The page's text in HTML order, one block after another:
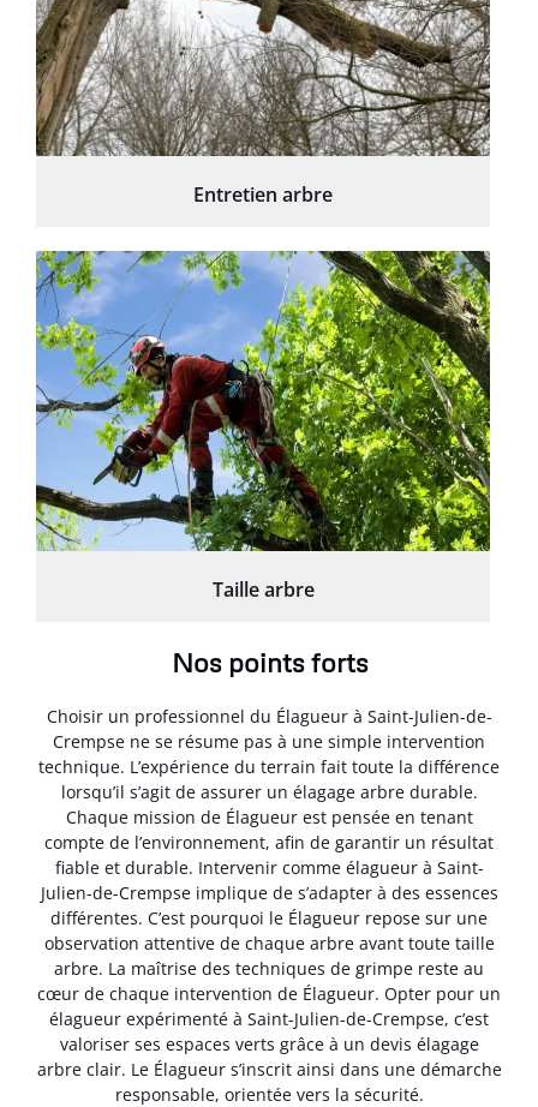
Entretien arbre
Taille arbre
Nos points forts
Choisir un professionnel du Élagueur à Saint-Julien-de-
Crempse ne se résume pas à une simple intervention
technique. L’expérience du terrain fait toute la différence
lorsqu’il s’agit de assurer un élagage arbre durable.
Chaque mission de Élagueur est pensée en tenant
compte de l’environnement, afin de garantir un résultat
fiable et durable. Intervenir comme élagueur à Saint-
Julien-de-Crempse implique de s’adapter à des essences
différentes. C’est pourquoi le Élagueur repose sur une
observation attentive de chaque arbre avant toute taille
arbre. La maîtrise des techniques de grimpe reste au
cœur de chaque intervention de Élagueur. Opter pour un
élagueur expérimenté à Saint-Julien-de-Crempse, c’est
valoriser ses espaces verts grâce à un devis élagage
arbre clair. Le Élagueur s’inscrit ainsi dans une démarche
responsable, orientée vers la sécurité.